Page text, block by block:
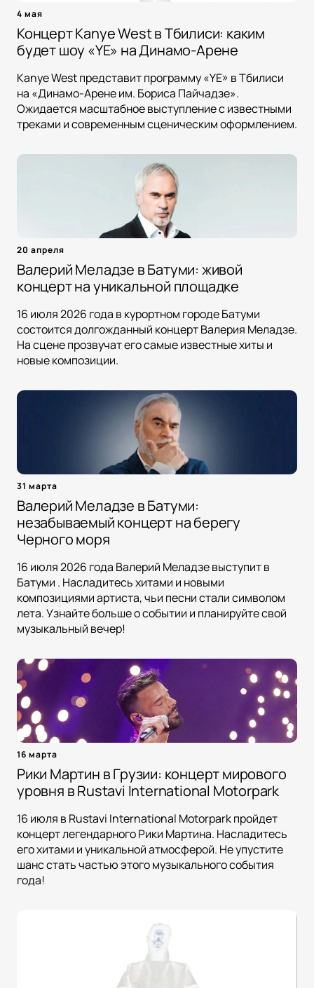
4 мая
Концерт Kanye West в Тбилиси: каким
будет шоу «YE» на Динамо-Арене
Kanye West представит программу «YE» в Тбилиси
на «Динамо-Арене им. Бориса Пайчадзе».
Ожидается масштабное выступление с известными
треками и современным сценическим оформлением.
20 апреля
Валерий Меладзе в Батуми: живой
концерт на уникальной площадке
16 июля 2026 года в курортном городе Батуми
состоится долгожданный концерт Валерия Меладзе.
На сцене прозвучат его самые известные хиты и
новые композиции.
31 марта
Валерий Меладзе в Батуми:
незабываемый концерт на берегу
Черного моря
16 июля 2026 года Валерий Меладзе выступит в
Батуми . Насладитесь хитами и новыми
композициями артиста, чьи песни стали символом
лета. Узнайте больше о событии и планируйте свой
музыкальный вечер!
16 марта
Рики Мартин в Грузии: концерт мирового
уровня в Rustavi International Motorpark
16 июля в Rustavi International Motorpark пройдет
концерт легендарного Рики Мартина. Насладитесь
его хитами и уникальной атмосферой. Не упустите
шанс стать частью этого музыкального события
года!